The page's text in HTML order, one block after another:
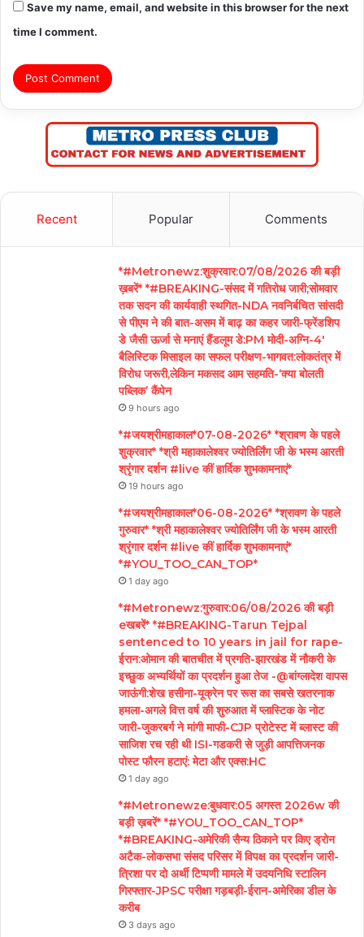
Save my name, email, and website in this browser for the next
time I comment.
Recent Popular Comments
*#Metronewz:शुक्रवार:07/08/2026 की बड़ी
ख़बरें* *#BREAKING-संसद में गतिरोध जारी;सोमवार
तक सदन की कार्यवाही स्थगित-NDA नवनिर्बचित सांसदी
से पीएम ने की बात-असम में बाढ़ का कहर जारी-फ्रेंडशिप
डे जैसी ऊर्जा से मनाएं हैंडलूम डे:PM मोदी-अग्नि-4′
बैलिस्टिक मिसाइल का सफल परीक्षण-भागवत:लोकतंत्र में
विरोध जरूरी,लेकिन मकसद आम सहमति-‘क्या बोलती
पब्लिक’ कैंपेन
9 hours ago
*#जयश्रीमहाकाल*07-08-2026* *श्रावण के पहले
शुक्रवार* *श्री महाकालेश्वर ज्योतिर्लिंग जी के भस्म आरती
श्रृंगार दर्शन #live कीं हार्दिक शुभकामनाएं*
19 hours ago
*#जयश्रीमहाकाल*06-08-2026* *श्रावण के पहले
गुरुवार* *श्री महाकालेश्वर ज्योतिर्लिंग जी के भस्म आरती
श्रृंगार दर्शन #live कीं हार्दिक शुभकामनाएं*
*#YOU_TOO_CAN_TOP*
1 day ago
*#Metronewz:गुरुवार:06/08/2026 की बड़ी
eखबरें* *#BREAKING-Tarun Tejpal
sentenced to 10 years in jail for rape-
ईरान:ओमान की बातचीत में प्रगति-झारखंड में नौकरी के
इच्छुक अभ्यर्थियों का प्रदर्शन हुआ तेज -@बांग्लादेश वापस
जाऊंगी:शेख हसीना-यूक्रेन पर रूस का सबसे खतरनाक
हमला-अगले वित्त वर्ष की शुरुआत में प्लास्टिक के नोट
जारी-जुकरबर्ग ने मांगी माफी-CJP प्रोटेस्ट में ब्लास्ट की
साजिश रच रही थी ISI-गडकरी से जुड़ी आपत्तिजनक
पोस्ट फौरन हटाएं: मेटा और एक्स:HC
1 day ago
*#Metronewze:बुधवार:05 अगस्त 2026w की
बड़ी ख़बरें* *#YOU_TOO_CAN_TOP*
*#BREAKING-अमेरिकी सैन्य ठिकाने पर किए ड्रोन
अटैक-लोकसभा संसद परिसर में विपक्ष का प्रदर्शन जारी-
त्रिशा पर दो अर्थी टिप्पणी मामले में उदयनिधि स्टालिन
गिरफ्तार-JPSC परीक्षा गड़बड़ी-ईरान-अमेरिका डील के
करीब
3 days ago